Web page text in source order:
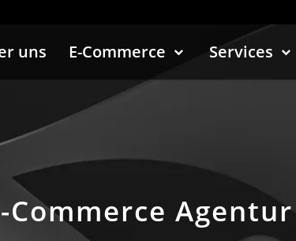
uns E-Commerce Services
Commerce Agentur